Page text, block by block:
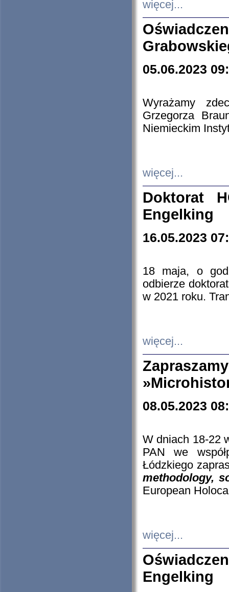
więcej...
05.06.2023
Wyrażamy
Grzegorza
Niemieckim
więcej...
Doktorat
Engelking
16.05.2023
18 maja, o
odbierze
w 2021 roku.
więcej...
08.05.2023
W dniach 18-22
PAN we
Łódzkiego
methodology,
European
więcej...
Engelking